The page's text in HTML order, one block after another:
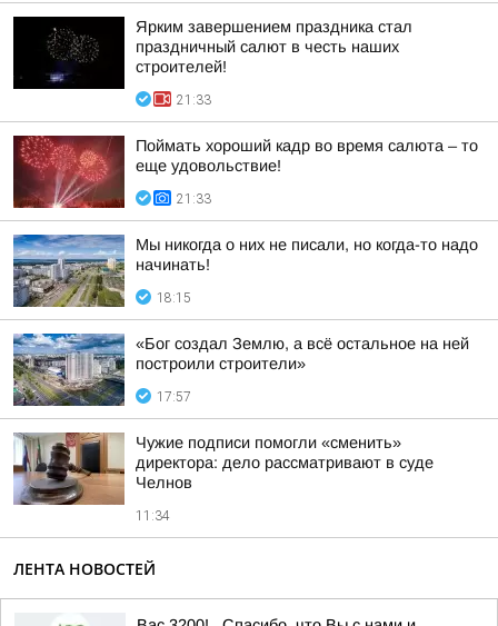
Ярким завершением праздника стал
праздничный салют в честь наших
строителей!
21:33
Поймать хороший кадр во время салюта – то
еще удовольствие!
21:33
Мы никогда о них не писали, но когда-то надо
начинать!
18:15
«Бог создал Землю, а всё остальное на ней
построили строители»
17:57
Чужие подписи помогли «сменить»
директора: дело рассматривают в суде
Челнов
11:34
ЛЕНТА НОВОСТЕЙ